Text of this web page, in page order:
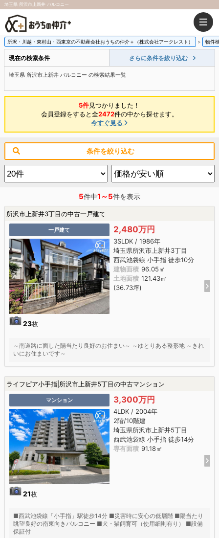
埼玉県 所沢市上新井 バルコニー
所沢・川越・東村山・西東京の不動産会社おうちの仲介＋（株式会社アークレスト） 物件
現在の検索条件 さらに条件を絞り込む
埼玉県 所沢市上新井 バルコニー の検索結果一覧
5件見つかりました！
会員登録をすると全2472件の中から探せます。
今すぐ見る
条件を絞り込む
5件中1～5件を表示
所沢市上新井3丁目の中古一戸建て
一戸建て
23枚
2,480万円
3SLDK / 1986年
埼玉県所沢市上新井3丁目
西武池袋線 小手指 徒歩10分
建物面積 96.05㎡
土地面積 121.43㎡
(36.73坪)
～南道路に面した陽当たり良好のお住まい～ ～ゆとりある整形地 ～きれ
いにお住まいです～
ライフピア小手指|所沢市上新井5丁目の中古マンション
マンション
21枚
3,300万円
4LDK / 2004年
2階/10階建
埼玉県所沢市上新井5丁目
西武池袋線 小手指 徒歩14分
専有面積 91.18㎡
■西武池袋線「小手指」駅徒歩14分 ■災害時に安心の低層階 ■陽当たり
眺望良好の南東向きバルコニー ■犬・猫飼育可（使用細則有り） ■設備
保証付